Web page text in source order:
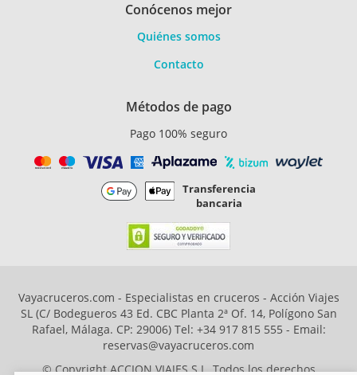
Conócenos mejor
Quiénes somos
Contacto
Métodos de pago
Pago 100% seguro
Transferencia
bancaria
Vayacruceros.com - Especialistas en cruceros - Acción Viajes
SL (C/ Bodegueros 43 Ed. CBC Planta 2ª Of. 14, Polígono San
Rafael, Málaga. CP: 29006) Tel: +34 917 815 555 - Email:
reservas@vayacruceros.com
© Copyright ACCION VIAJES S.L. Todos los derechos